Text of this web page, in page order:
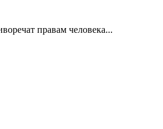
правам человека...